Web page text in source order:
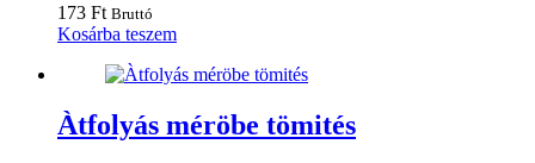
173 Ft Bruttó
Kosárba teszem
Àtfolyás méröbe tömités